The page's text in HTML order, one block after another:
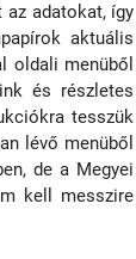
az adatokat, így
aktuális
oldali menüből
és részletes
tesszük
lévő menüből
de a Megyei
kell messzire